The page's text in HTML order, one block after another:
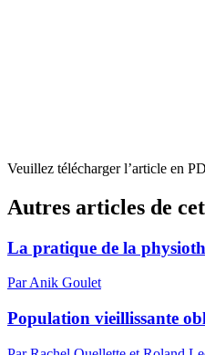
Veuillez télécharger l’article en
Autres articles de
La pratique de la
Par Anik Goulet
Population vieillissante